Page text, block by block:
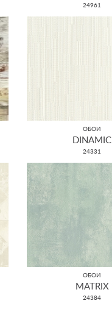
24961
ОБОИ
DINAMIC
24331
ОБОИ
MATRIX
24384